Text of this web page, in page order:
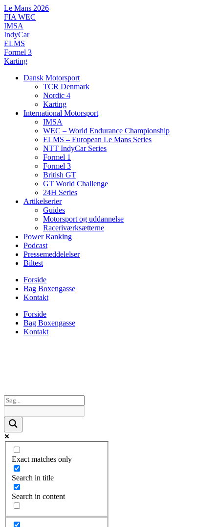
Videre
til
indhold
Le Mans 2026
FIA WEC
IMSA
IndyCar
ELMS
Formel 3
Karting
Dansk Motorsport
TCR Denmark
Nordic 4
Karting
International Motorsport
IMSA
WEC – World Endurance Championship
ELMS – European Le Mans Series
NTT IndyCar Series
Formel 1
Formel 3
British GT
GT World Challenge
24H Series
Artikelserier
Guides
Motorsport og uddannelse
Raceriværksætterne
Power Ranking
Podcast
Pressemeddelelser
Biltest
Forside
Bag Boxengasse
Kontakt
Forside
Bag Boxengasse
Kontakt
Exact matches only
Search in title
Search in content